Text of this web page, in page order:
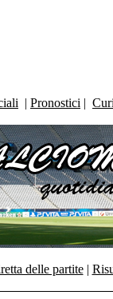
| Pronostici |
delle partite|